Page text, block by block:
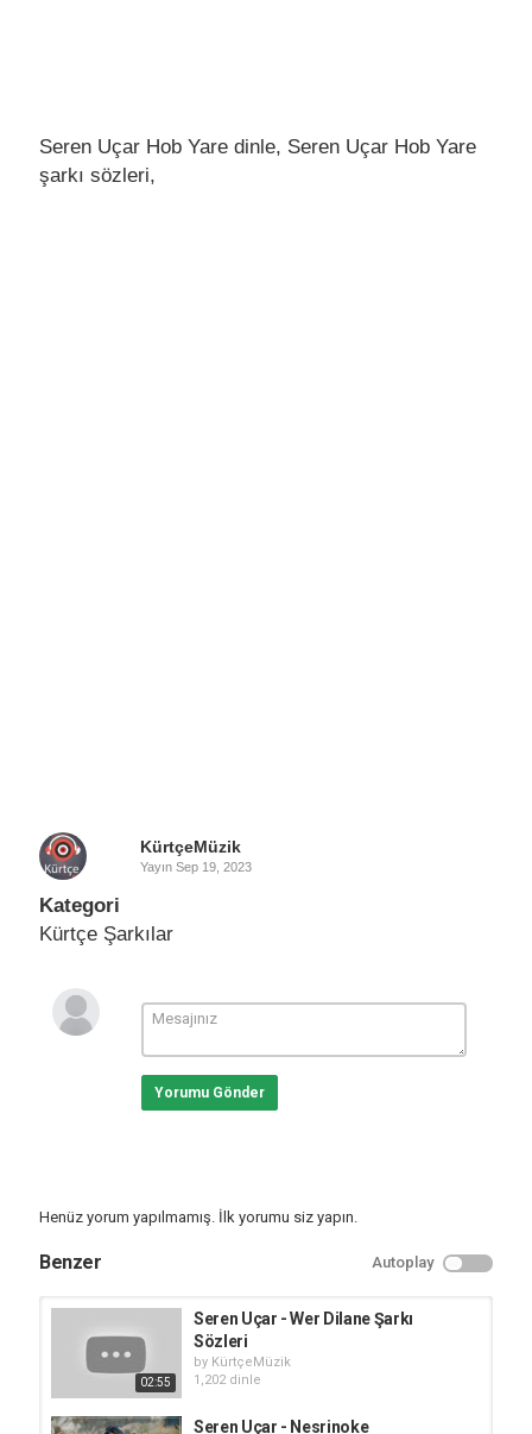
Seren Uçar Hob Yare dinle, Seren Uçar Hob Yare
şarkı sözleri,
KürtçeMüzik
Yayın Sep 19, 2023
Kategori
Kürtçe Şarkılar
Yorumu Gönder
Henüz yorum yapılmamış. İlk yorumu siz yapın.
Benzer Autoplay
02:55
Seren Uçar - Wer Dilane Şarkı
Sözleri
by KürtçeMüzik
1,202 dinle
Seren Uçar - Nesrinoke